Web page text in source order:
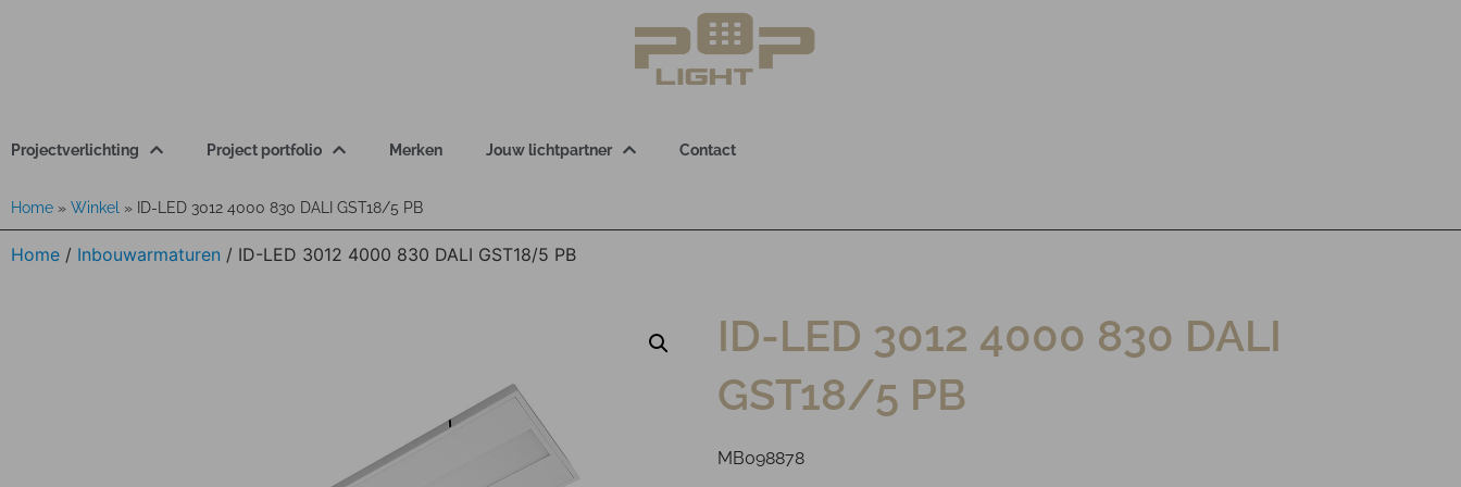
Projectverlichting Project portfolio Merken Jouw lichtpartner Contact
Home » Winkel » ID-LED 3012 4000 830 DALI GST18/5 PB
Home / Inbouwarmaturen / ID-LED 3012 4000 830 DALI GST18/5 PB
ID-LED 3012 4000 830 DALI
GST18/5 PB
MB098878